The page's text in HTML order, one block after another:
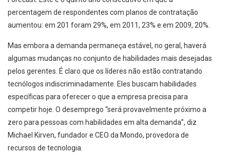
percentagem de respondentes com planos de contratação
aumentou: em 201 foram 29%, em 2011, 23% e em 2009, 20%.
Mas embora a demanda permaneça estável, no geral, haverá
algumas mudanças no conjunto de habilidades mais desejadas
pelos gerentes. É claro que os líderes não estão contratando
tecnólogos indiscriminadamente. Eles buscam habilidades
específicas para oferecer o que a empresa precisa para
competir hoje. O desemprego “será provavelmente próximo a
zero para pessoas com habilidades em alta demanda”, diz
Michael Kirven, fundador e CEO da Mondo, provedora de
recursos de tecnologia.